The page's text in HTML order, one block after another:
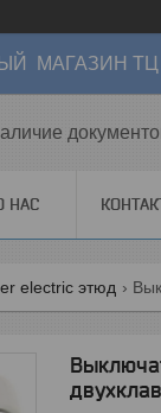
МАГАЗИН ТЦ
НАС
electric этюд